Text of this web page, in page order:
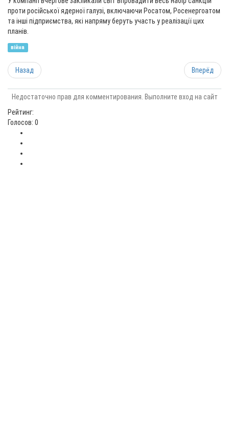
проти російської ядерної галузі, включаючи Росатом, Росенергоатом
та інші підприємства, які напряму беруть участь у реалізації цих
планів.
війна
Назад Вперёд
Недостаточно прав для комментирования. Выполните вход на сайт
Рейтинг:
Голосов: 0